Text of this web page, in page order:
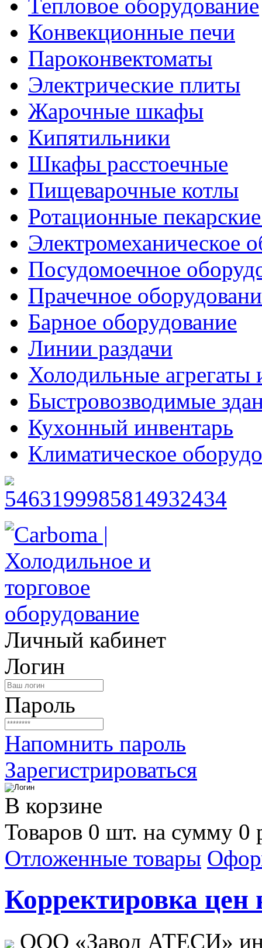
Тепловое оборудование
Конвекционные печи
Пароконвектоматы
Электрические плиты
Жарочные шкафы
Кипятильники
Шкафы расстоечные
Пищеварочные котлы
Ротационные
Электромеханическое
Посудомоечное
Прачечное
Барное оборудование
Линии раздачи
Холодильные агрегаты
Быстровозводимые
Кухонный инвентарь
Климатическое
Личный кабинет
Логин
Пароль
Напомнить пароль
Зарегистрироваться
В корзине
Товаров 0 шт. на сумму 0
Отложенные товары
Корректировка цен
ООО «Завод АТЕСИ»